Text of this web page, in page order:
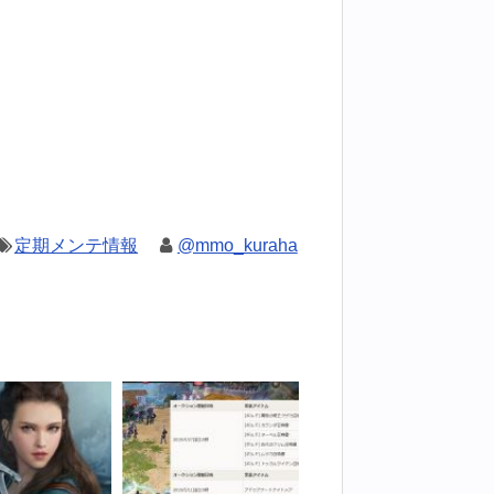
定期メンテ情報 @mmo_kuraha